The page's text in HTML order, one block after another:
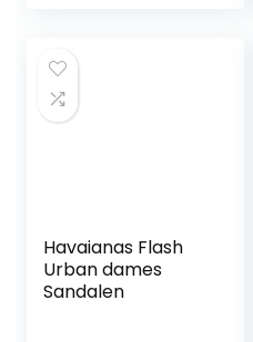
Havaianas Flash
Urban dames
Sandalen